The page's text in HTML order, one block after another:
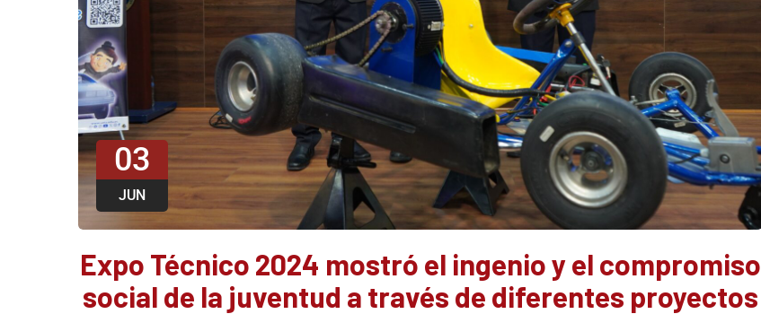
03
JUN
Expo Técnico 2024 mostró el ingenio y el compromiso
social de la juventud a través de diferentes proyectos